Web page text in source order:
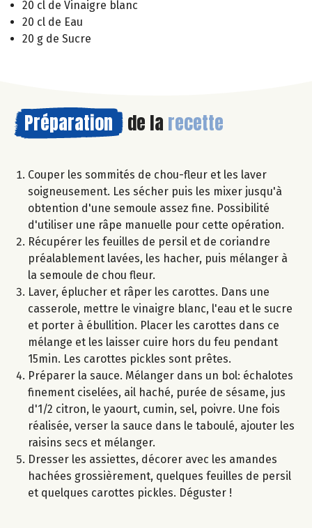
20 cl de Vinaigre blanc
20 cl de Eau
20 g de Sucre
Préparation de la recette
Couper les sommités de chou-fleur et les laver
soigneusement. Les sécher puis les mixer jusqu'à
obtention d'une semoule assez fine. Possibilité
d'utiliser une râpe manuelle pour cette opération.
Récupérer les feuilles de persil et de coriandre
préalablement lavées, les hacher, puis mélanger à
la semoule de chou fleur.
Laver, éplucher et râper les carottes. Dans une
casserole, mettre le vinaigre blanc, l'eau et le sucre
et porter à ébullition. Placer les carottes dans ce
mélange et les laisser cuire hors du feu pendant
15min. Les carottes pickles sont prêtes.
Préparer la sauce. Mélanger dans un bol: échalotes
finement ciselées, ail haché, purée de sésame, jus
d'1/2 citron, le yaourt, cumin, sel, poivre. Une fois
réalisée, verser la sauce dans le taboulé, ajouter les
raisins secs et mélanger.
Dresser les assiettes, décorer avec les amandes
hachées grossièrement, quelques feuilles de persil
et quelques carottes pickles. Déguster !